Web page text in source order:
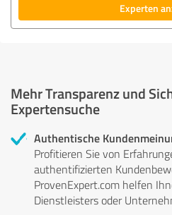
Experten
Mehr Transparenz und
Expertensuche
Authentische
Profitieren Sie von
authentifizierten
ProvenExpert.com helfen
Dienstleisters oder